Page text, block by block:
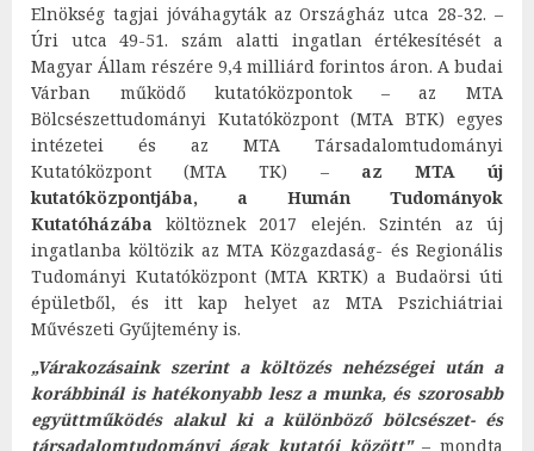
Elnökség tagjai jóváhagyták az Országház utca 28-32. –
Úri utca 49-51. szám alatti ingatlan értékesítését a
Magyar Állam részére 9,4 milliárd forintos áron. A budai
Várban működő kutatóközpontok – az MTA
Bölcsészettudományi Kutatóközpont (MTA BTK) egyes
intézetei és az MTA Társadalomtudományi
Kutatóközpont (MTA TK) – az MTA új
kutatóközpontjába, a Humán Tudományok
Kutatóházába költöznek 2017 elején. Szintén az új
ingatlanba költözik az MTA Közgazdaság- és Regionális
Tudományi Kutatóközpont (MTA KRTK) a Budaörsi úti
épületből, és itt kap helyet az MTA Pszichiátriai
Művészeti Gyűjtemény is.
„Várakozásaink szerint a költözés nehézségei után a
korábbinál is hatékonyabb lesz a munka, és szorosabb
együttműködés alakul ki a különböző bölcsészet- és
társadalomtudományi ágak kutatói között"– mondta